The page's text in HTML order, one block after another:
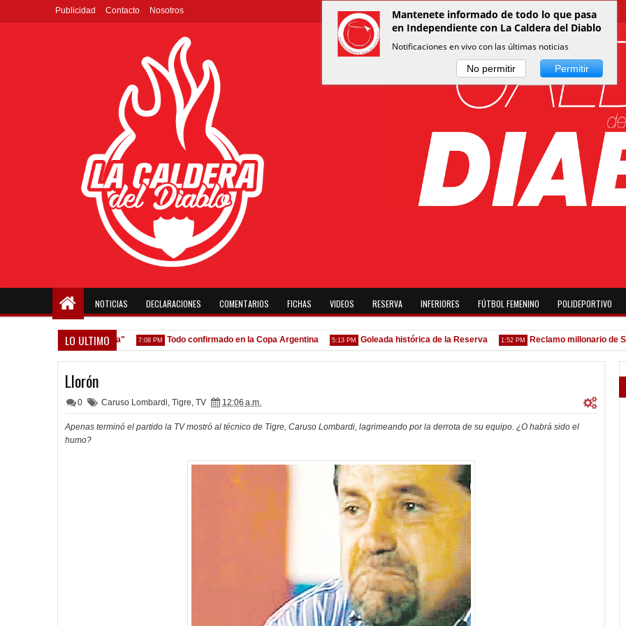
Publicidad Contacto Nosotros
NOTICIAS DECLARACIONES COMENTARIOS FICHAS VIDEOS RESERVA INFERIORES FÚTBOL FEMENINO POLIDEPORTIVO
LO ULTIMO
que venga gente nueva" 7:08 PM Todo confirmado en la Copa Argentina 5:13 PM Goleada histórica de la Reserva 1:52 PM Reclamo millonario de San
Llorón
0 Caruso Lombardi, Tigre, TV 12:06 a.m.
Apenas terminó el partido la TV mostró al técnico de Tigre, Caruso Lombardi, lagrimeando por la derrota de su equipo. ¿O habrá sido el
humo?
Mantenete informado de todo lo que pasa
en Independiente con La Caldera del Diablo
Notificaciones en vivo con las últimas noticias
No permitir Permitir